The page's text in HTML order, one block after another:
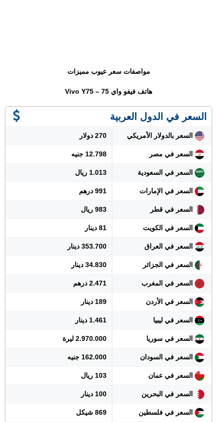
مواصفات سعر عيوب مميزات
هاتف فيفو واي 75 – Vivo Y75
السعر في الدول العربية
السعر بالدولار الأمريكي 270 دولار
السعر في مصر 12.798 جنيه
السعر في السعودية 1.013 ريال
السعر في الإمارات 991 درهم
السعر في قطر 983 ريال
السعر في الكويت 81 دينار
السعر في العراق 353.700 دينار
السعر في الجزائر 34.830 دينار
السعر في المغرب 2.471 درهم
السعر في الأردن 189 دينار
السعر في ليبيا 1.461 دينار
السعر في سوريا 2.970.000 ليرة
السعر في السودان 162.000 جنيه
السعر في عمان 103 ريال
السعر في البحرين 100 دينار
السعر في فلسطين 869 شيكل